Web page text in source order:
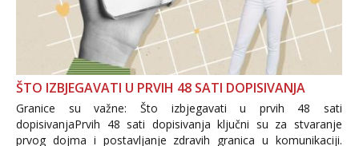
ŠTO IZBJEGAVATI U PRVIH 48 SATI DOPISIVANJA
Granice su važne: Što izbjegavati u prvih 48 sati
dopisivanjaPrvih 48 sati dopisivanja ključni su za stvaranje
prvog dojma i postavljanje zdravih granica u komunikaciji.